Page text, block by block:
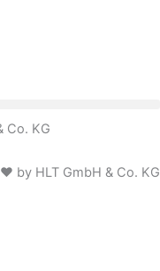
Co. KG
by HLT GmbH & Co. KG